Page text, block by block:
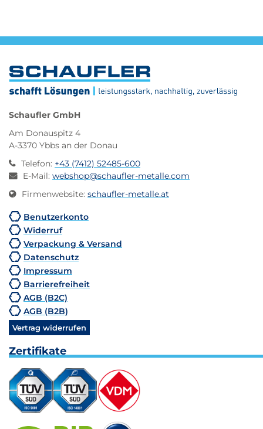
Schaufler GmbH
Am Donauspitz 4
A-3370 Ybbs an der Donau
Telefon: +43 (7412) 52485-600
E-Mail: webshop@schaufler-metalle.com
Firmenwebsite: schaufler-metalle.at
Benutzerkonto
Widerruf
Verpackung & Versand
Datenschutz
Impressum
Barrierefreiheit
AGB (B2C)
AGB (B2B)
Vertrag widerrufen
Zertifikate